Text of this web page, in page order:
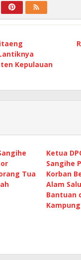
Kepulauan
Tua
Ketua
Sangihe
Korban
Alam
Bantuan